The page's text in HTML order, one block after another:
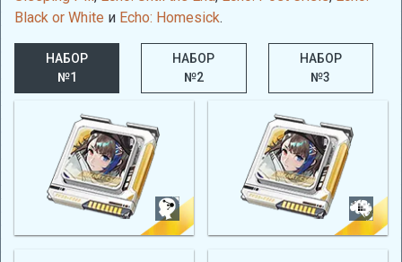
Black or White и Echo: Homesick.
НАБОР
№1
НАБОР
№2
НАБОР
№3